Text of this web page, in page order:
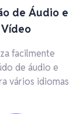
de Áudio e
Vídeo
facilmente
de áudio e
vários idiomas